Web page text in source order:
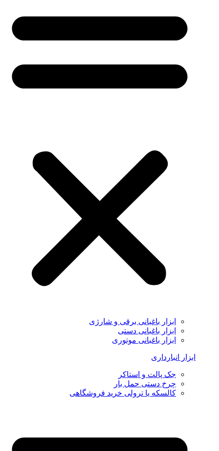
ابزار باغبانی برقی و شارژی
ابزار باغبانی دستی
ابزار باغبانی موتوری
ابزار انبارداری
جک پالت و استاکر
چرخ دستی حمل بار
کالسکه یا ترولی خرید فروشگاهی